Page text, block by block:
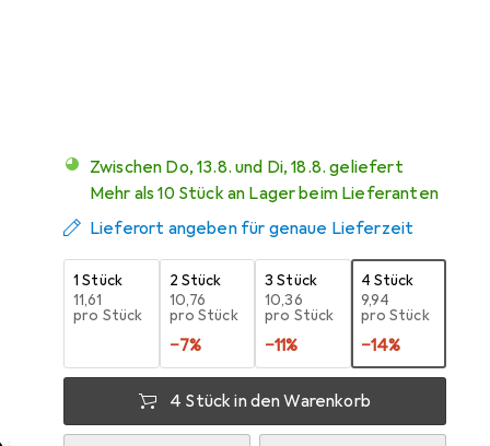
Zwischen Do, 13.8. und Di, 18.8. geliefert
Mehr als 10 Stück an Lager beim Lieferanten
Lieferort angeben für genaue Lieferzeit
1 Stück
EUR
11,61
pro Stück
2 Stück
EUR
10,76
pro Stück
−7%
3 Stück
EUR
10,36
pro Stück
−11%
4 Stück
EUR
9,94
pro Stück
−14%
4 Stück in den Warenkorb